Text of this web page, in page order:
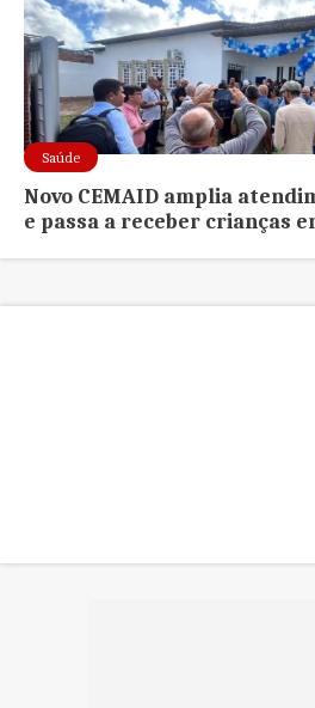
Saúde
Novo CEMAID amplia
e passa a receber crianças